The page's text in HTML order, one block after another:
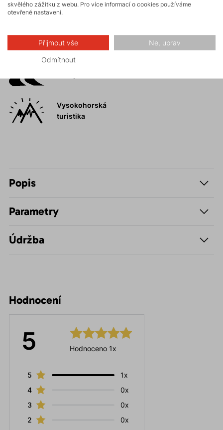
Horské expedice
Ledolezení
Vysokohorská
turistika
Popis
Parametry
Údržba
Hodnocení
5 Hodnoceno 1x
5
1x
4
0x
3
0x
2
0x
skvělého zážitku z webu. Pro více informací o cookies používáme
otevřené nastavení.
Přijmout vše Ne, uprav
Odmítnout